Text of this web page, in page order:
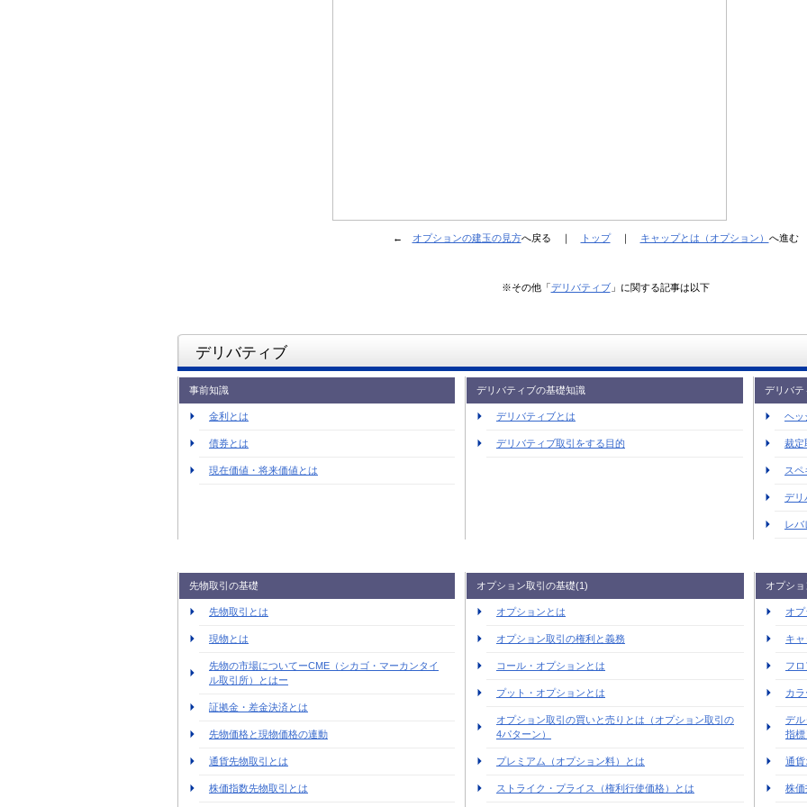
← オプションの建玉の見方へ戻る ｜ トップ｜ キャップとは（オプション） へ進
※その他「デリバティブ」に関する記事は以下
デリバティブ
事前知識
金利とは
債券とは
現在価値・将来価値とは
デリバティブの基礎知識
デリバティブとは
デリバティブ取引をする目的
デリバテ
ヘッ
裁定
スペ
デリ
レバ
先物取引の基礎
先物取引とは
現物とは
先物の市場についてーCME（シカゴ・マーカンタイ
ル取引所）とはー
証拠金・差金決済とは
先物価格と現物価格の連動
通貨先物取引とは
株価指数先物取引とは
オプション取引の基礎(1)
オプションとは
オプション取引の権利と義務
コール・オプションとは
プット・オプションとは
オプション取引の買いと売りとは（オプション取引の
4パターン）
プレミアム（オプション料）とは
ストライク・プライス（権利行使価格）とは
オプシ
オ
キャ
フロ
カラ
デル
指標
通貨
株価